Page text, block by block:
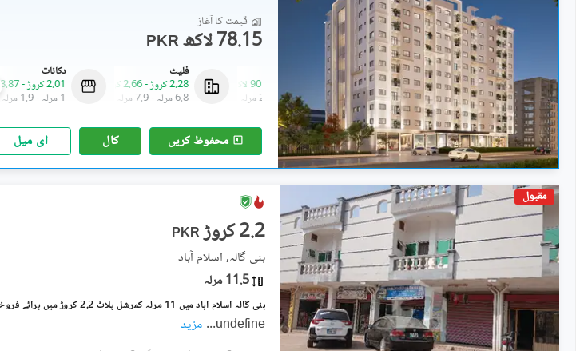
قیمت کا آغاز
PKR 78.15 لاکھ
دکانات
2.01 کروڑ
-3.87 کروڑ
1 مرلہ
-1.9 مرلہ
فلیٹ
2.28 کروڑ
-2.66 کروڑ
6.8 مرلہ
-7.9 مرلہ
90 لاکھ
2.3 مرلہ
- 2.7 مرلہ
محفوظ کریں کال ای میل
مقبول
PKR 2.2 کروڑ
بنی گالہ, اسلام آباد
11.5 مرلہ
بنی گالہ اسلام آباد میں 11 مرلہ کمرشل پلاٹ 2.2 کروڑ میں برائے فروخت۔
undefine
... مزید